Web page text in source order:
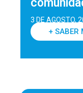
3 DE AGOSTO,
+ SABER